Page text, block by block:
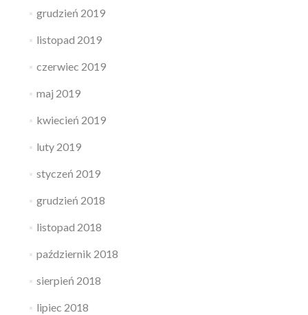
grudzień 2019
listopad 2019
czerwiec 2019
maj 2019
kwiecień 2019
luty 2019
styczeń 2019
grudzień 2018
listopad 2018
październik 2018
sierpień 2018
lipiec 2018